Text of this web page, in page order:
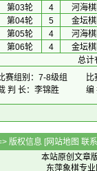
第03轮
4 河海
第04轮
5 金坛
第05轮
4 河海
第06轮
4 金坛
总计
赛组别：7-8级组
判 长：李锦胜
编
版权信息 [网站地图 联
本站原创文章
东萍象棋专